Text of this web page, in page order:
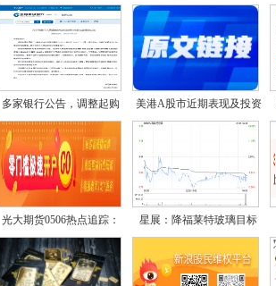
多家银行公告，调整起购 美港A股市近期表现及投资
光大期货0506热点追踪：
尿
星展：降福莱特玻璃目标